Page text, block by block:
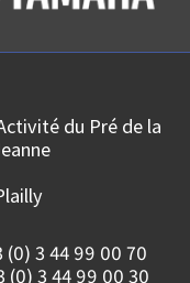
du Pré de la
(0) 3 44 99 00 70
(0) 3 44 99 00 30